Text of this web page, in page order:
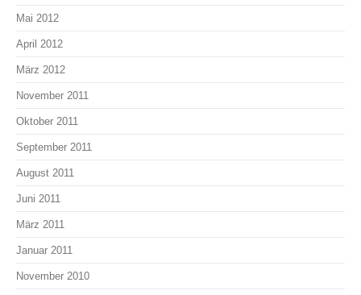
Mai 2012
April 2012
März 2012
November 2011
Oktober 2011
September 2011
August 2011
Juni 2011
März 2011
Januar 2011
November 2010